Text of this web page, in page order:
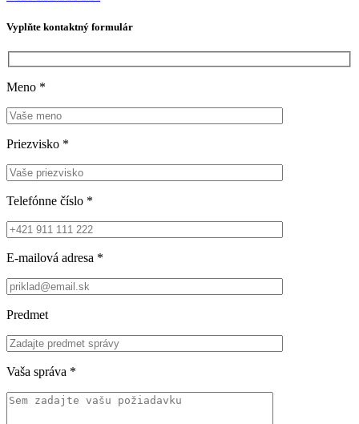
Vyplňte kontaktný formulár
Meno *
Priezvisko *
Telefónne číslo *
E-mailová adresa *
Predmet
Vaša správa *